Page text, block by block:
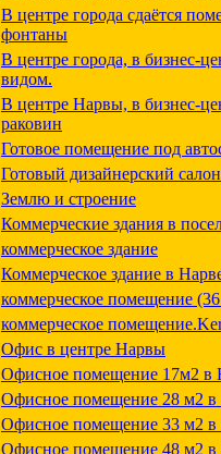
В центре города сдаётся
фонтаны
В центре города, в бизнес-
видом.
В центре Нарвы, в бизнес-
раковин
Готовое помещение под
Готовый дизайнерский
Землю и строение
Коммерческие здания в
коммерческое здание
Коммерческое здание в
коммерческое помещение
коммерческое
Офис в центре Нарвы
Офисное помещение 17м2 в
Офисное помещение 28 м2 в
Офисное помещение 33 м2 в
Офисное помещение 48 м2 в